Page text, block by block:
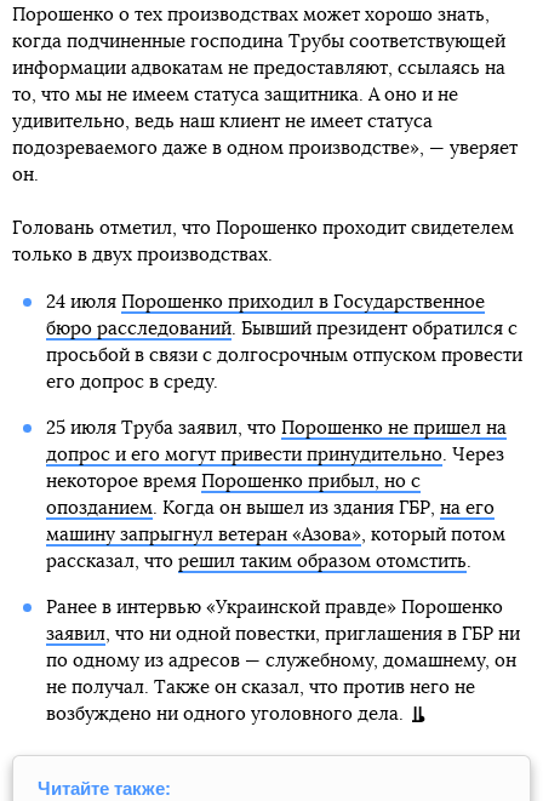
Порошенко о тех производствах может хорошо знать,
когда подчиненные господина Трубы соответствующей
информации адвокатам не предоставляют, ссылаясь на
то, что мы не имеем статуса защитника. А оно и не
удивительно, ведь наш клиент не имеет статуса
подозреваемого даже в одном производстве», — уверяет
он.
Головань отметил, что Порошенко проходит свидетелем
только в двух производствах.
24 июля Порошенко приходил в Государственное
бюро расследований. Бывший президент обратился с
просьбой в связи с долгосрочным отпуском провести
его допрос в среду.
25 июля Труба заявил, что Порошенко не пришел на
допрос и его могут привести принудительно. Через
некоторое время Порошенко прибыл, но с
опозданием. Когда он вышел из здания ГБР, на его
машину запрыгнул ветеран «Азова», который потом
рассказал, что решил таким образом отомстить.
Ранее в интервью «Украинской правде» Порошенко
заявил, что ни одной повестки, приглашения в ГБР ни
по одному из адресов — служебному, домашнему, он
не получал. Также он сказал, что против него не
возбуждено ни одного уголовного дела.
Читайте также: